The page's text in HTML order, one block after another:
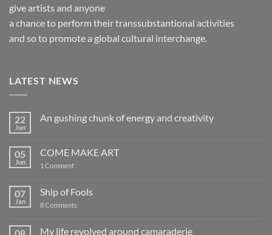
give artists and anyone
a chance to perform their transsubstantional activities
and so to promote a global cultural interchange.
LATEST NEWS
22
Jun
An gushing chunk of energy and creativity
An
chunk
and
05
Jun
COME MAKE ART
1 Commenton
ART
07
Jan
Ship of Fools
8 Comments
Fools
My life revolved around camaraderie